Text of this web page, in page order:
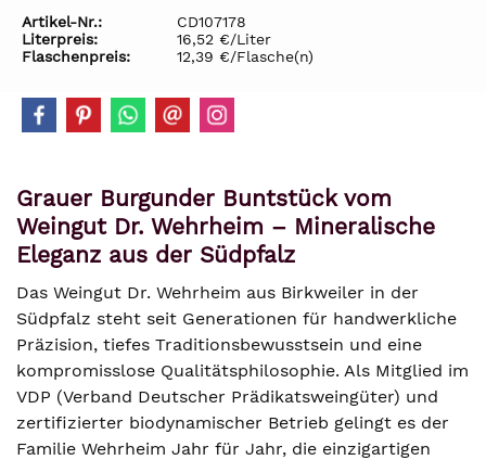
Artikel-Nr.:
CD107178
Literpreis:
16,52 €/Liter
Flaschenpreis:
12,39 €/Flasche(n)
Grauer Burgunder Buntstück vom
Weingut Dr. Wehrheim – Mineralische
Eleganz aus der Südpfalz
Das Weingut Dr. Wehrheim aus Birkweiler in der
Südpfalz steht seit Generationen für handwerkliche
Präzision, tiefes Traditionsbewusstsein und eine
kompromisslose Qualitätsphilosophie. Als Mitglied im
VDP (Verband Deutscher Prädikatsweingüter) und
zertifizierter biodynamischer Betrieb gelingt es der
Familie Wehrheim Jahr für Jahr, die einzigartigen